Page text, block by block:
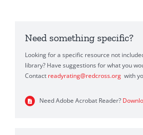
Need something specific?
Looking for a specific resource not
library? Have suggestions for what you
Contact readyrating@redcross.orgwith
Need Adobe Acrobat Reader?